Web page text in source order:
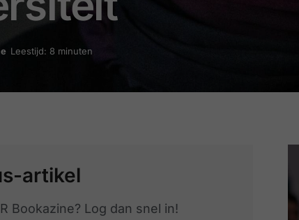
Leestijd: 8 minuten
artikel
Bookazine? Log dan snel in!